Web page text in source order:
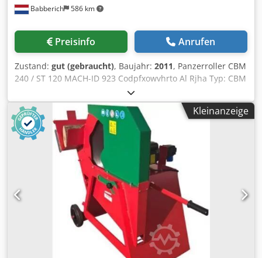
Babberich 586 km
Preisinfo Anrufen
Zustand: gut (gebraucht), Baujahr: 2011, Panzerroller CBM
240 / ST 120 MACH-ID 923 Codpfxowvhrto Al Rjha Typ: CBM
Kleinanzeige